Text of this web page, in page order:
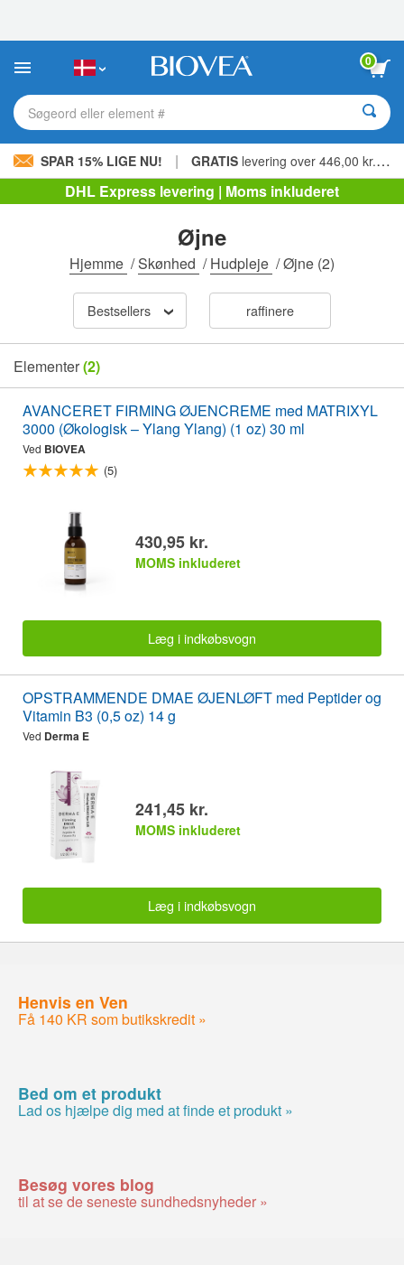
websted
0
Søgeord eller element #
SPAR 15% LIGE NU! | GRATIS levering over 446,00 kr. »
DHL Express levering | Moms inkluderet
Øjne
Hjemme /Skønhed /Hudpleje /Øjne (2)
Bestsellers raffinere
Elementer(2)
AVANCERET FIRMING ØJENCREME med MATRIXYL
3000 (Økologisk – Ylang Ylang) (1 oz) 30 ml
Ved BIOVEA
(5)
430,95 kr.
MOMS inkluderet
Læg i indkøbsvogn
OPSTRAMMENDE DMAE ØJENLØFT med Peptider og
Vitamin B3 (0,5 oz) 14 g
Ved Derma E
241,45 kr.
MOMS inkluderet
Læg i indkøbsvogn
Henvis en Ven
Få 140 KR som butikskredit »
Bed om et produkt
Lad os hjælpe dig med at finde et produkt »
Besøg vores blog
til at se de seneste sundhedsnyheder »